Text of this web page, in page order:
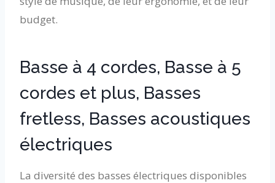
budget.
Basse à 4 cordes, Basse à 5
cordes et plus, Basses
fretless, Basses acoustiques
électriques
La diversité des basses électriques disponibles